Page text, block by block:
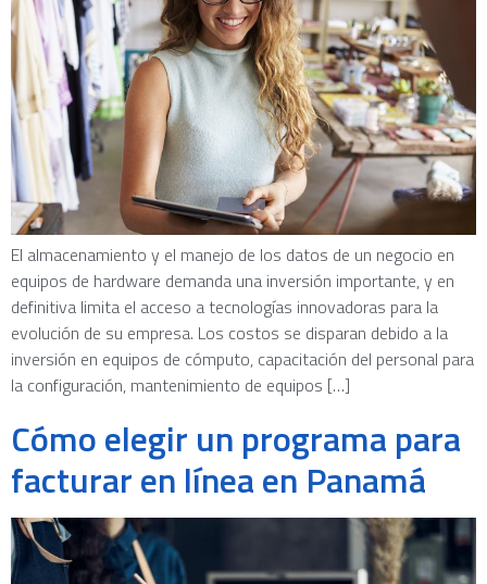
El almacenamiento y el manejo de los datos de un negocio en
equipos de hardware demanda una inversión importante, y en
definitiva limita el acceso a tecnologías innovadoras para la
evolución de su empresa. Los costos se disparan debido a la
inversión en equipos de cómputo, capacitación del personal para
la configuración, mantenimiento de equipos […]
Cómo elegir un programa para
facturar en línea en Panamá